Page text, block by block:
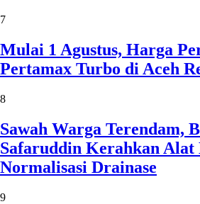
7
Mulai 1 Agustus, Harga
Pertamax Turbo di Aceh
8
Sawah Warga Terendam,
Safaruddin Kerahkan Alat
Normalisasi Drainase
9